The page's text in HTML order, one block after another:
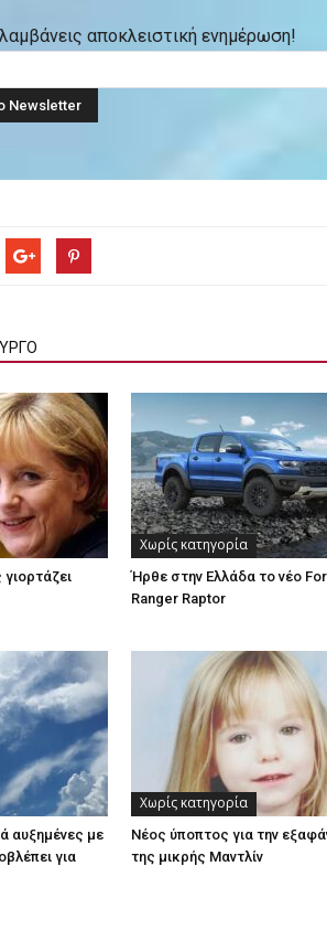
αποκλειστική ενημέρωση!
Χωρίς κατηγορία
Ήρθε στην Ελλάδα το νέο
Ranger Raptor
αυξημένες με
για
Χωρίς κατηγορία
Νέος ύποπτος για την
της μικρής Μαντλίν